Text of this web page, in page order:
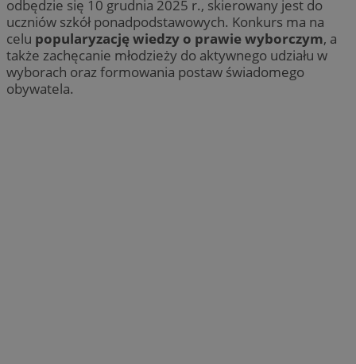
odbędzie się 10 grudnia 2025 r., skierowany jest do
uczniów szkół ponadpodstawowych. Konkurs ma na
celu popularyzację wiedzy o prawie wyborczym, a
także zachęcanie młodzieży do aktywnego udziału w
wyborach oraz formowania postaw świadomego
obywatela.